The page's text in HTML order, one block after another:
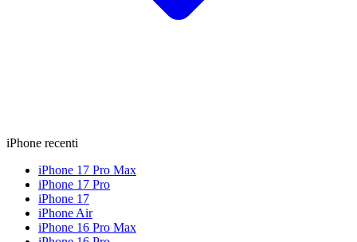
iPhone recenti
iPhone 17 Pro Max
iPhone 17 Pro
iPhone 17
iPhone Air
iPhone 16 Pro Max